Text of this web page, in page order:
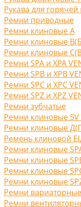
Рукава для
Ремни приводные
Ремни клиновые A
Ремни клиновые
Ремни клиновые
Ремни SPA и XPA
Ремни SPB и XPB
Ремни SPC и XPC
Ремни SPZ и XPZ
Ремни зубчатые
Ремни клиновые 5V
Ремни клиновые
Ремень клиновой
Ремни клиновые
Ремни клиновые
Ремни клиновые
Ремни клиновые
Ремни вариаторные
Ремни